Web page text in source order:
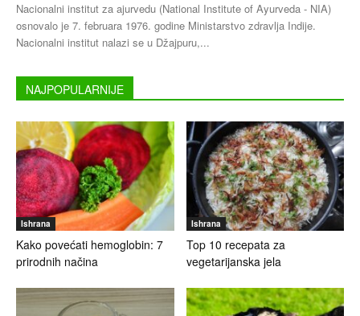
Nacionalni institut za ajurvedu (National Institute of Ayurveda - NIA)
osnovalo je 7. februara 1976. godine Ministarstvo zdravlja Indije.
Nacionalni institut nalazi se u Džajpuru,...
NAJPOPULARNIJE
Ishrana
Kako povećati hemoglobin: 7
prirodnih načina
Ishrana
Top 10 recepata za
vegetarijanska jela